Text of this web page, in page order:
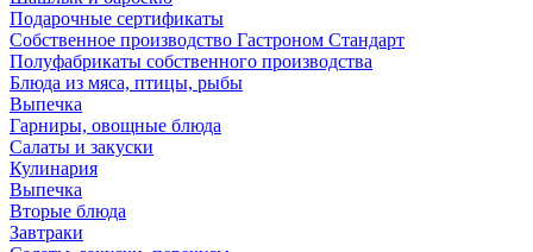
Подарочные сертификаты
Собственное производство Гастроном Стандарт
Полуфабрикаты собственного производства
Блюда из мяса, птицы, рыбы
Выпечка
Гарниры, овощные блюда
Салаты и закуски
Кулинария
Выпечка
Вторые блюда
Завтраки